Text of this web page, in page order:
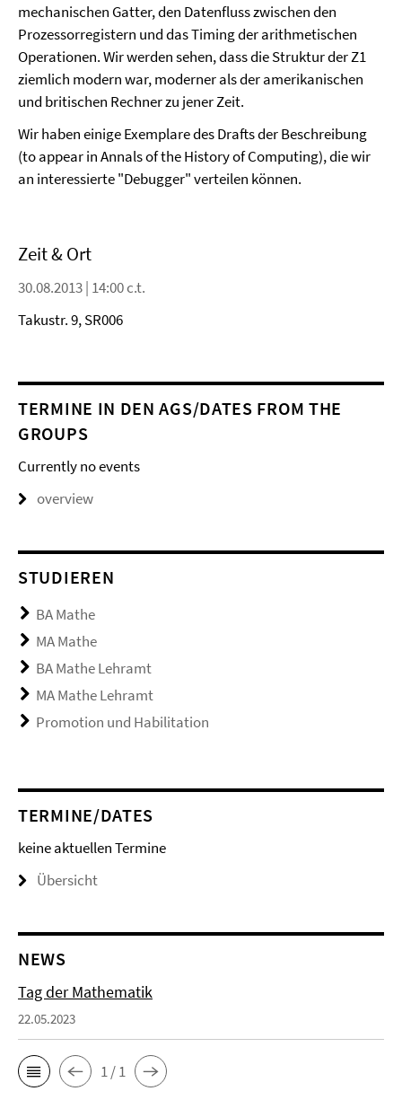
mechanischen Gatter, den Datenfluss zwischen den
Prozessorregistern und das Timing der arithmetischen
Operationen. Wir werden sehen, dass die Struktur der Z1
ziemlich modern war, moderner als der amerikanischen
und britischen Rechner zu jener Zeit.
Wir haben einige Exemplare des Drafts der Beschreibung
(to appear in Annals of the History of Computing), die wir
an interessierte "Debugger" verteilen können.
Zeit & Ort
30.08.2013 | 14:00 c.t.
Takustr. 9, SR006
TERMINE IN DEN AGS/DATES FROM THE
GROUPS
Currently no events
overview
STUDIEREN
BA Mathe
MA Mathe
BA Mathe Lehramt
MA Mathe Lehramt
Promotion und Habilitation
TERMINE/DATES
keine aktuellen Termine
Übersicht
NEWS
Tag der Mathematik
22.05.2023
1 / 1